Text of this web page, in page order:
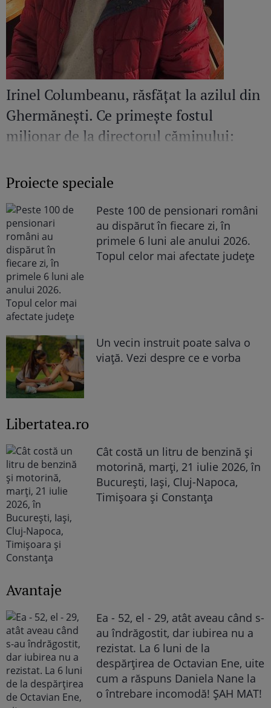
Irinel Columbeanu, răsfățat la azilul din
Ghermănești. Ce primește fostul
milionar de la directorul căminului:
Proiecte speciale
Peste 100 de pensionari români
au dispărut în fiecare zi, în
primele 6 luni ale anului 2026.
Topul celor mai afectate județe
Un vecin instruit poate salva o
viață. Vezi despre ce e vorba
Libertatea.ro
Cât costă un litru de benzină și
motorină, marți, 21 iulie 2026, în
București, Iași, Cluj-Napoca,
Timișoara și Constanța
Avantaje
Ea - 52, el - 29, atât aveau când s-
au îndrăgostit, dar iubirea nu a
rezistat. La 6 luni de la
despărțirea de Octavian Ene, uite
cum a răspuns Daniela Nane la
o întrebare incomodă! ȘAH MAT!